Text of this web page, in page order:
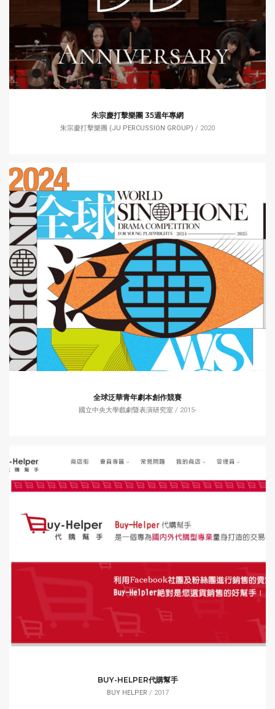
朱宗慶打擊樂團 35週年專網
朱宗慶打擊樂團 (JU PERCUSSION GROUP) / 2020
全球泛華青年劇本創作競賽
國立中央大學戲劇暨表演研究室 / 2015-
BUY-HELPER代購幫手
BUY HELPER / 2017